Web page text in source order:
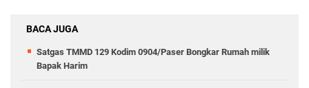
BACA JUGA
Satgas TMMD 129 Kodim 0904/Paser Bongkar Rumah milik
Bapak Harim